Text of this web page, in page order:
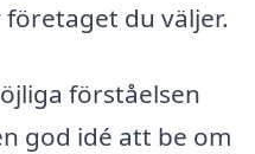
du väljer.
förståelsen
god idé att be om